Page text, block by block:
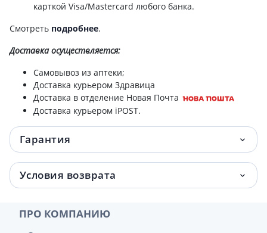
карткой Visa/Mastercard любого банка.
Смотреть подробнее.
Доставкаосуществляется:
Самовывоз из аптеки;
Доставка курьером Здравица
Доставка в отделение Новая Почта
Доставка курьером iPOST.
Гарантия
Условия возврата
ПРО КОМПАНИЮ